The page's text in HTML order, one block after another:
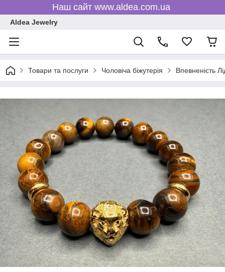
Наш сайт www.aldea.com.ua
Aldea Jewelry
Товари та послуги Чоловіча біжутерія Впевненість